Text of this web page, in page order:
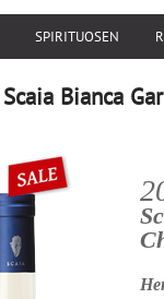
SPIRITUOSEN
Scaia Bianca